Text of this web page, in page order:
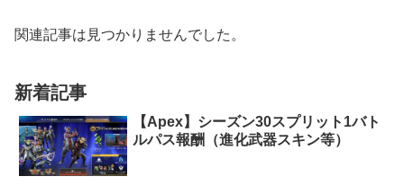
関連記事は見つかりませんでした。
新着記事
【Apex】シーズン30スプリット1バト
ルパス報酬（進化武器スキン等）